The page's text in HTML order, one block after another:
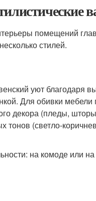
помещений
стилей.
уют благодаря
Для обивки мебели
декора (пледы,
тонов (светло-
на комоде или